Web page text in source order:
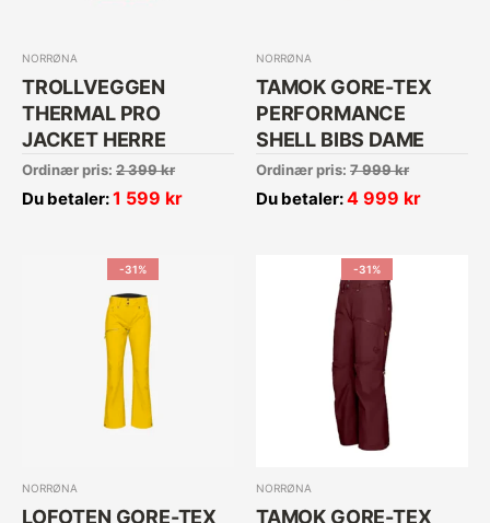
NORRØNA
TROLLVEGGEN
THERMAL PRO
JACKET HERRE
Ordinær pris: 2 399kr
Du betaler:1 599 kr
NORRØNA
TAMOK GORE-TEX
PERFORMANCE
SHELL BIBS DAME
Ordinær pris: 7 999kr
Du betaler:4 999 kr
-31%
NORRØNA
LOFOTEN GORE-TEX
-31%
NORRØNA
TAMOK GORE-TEX